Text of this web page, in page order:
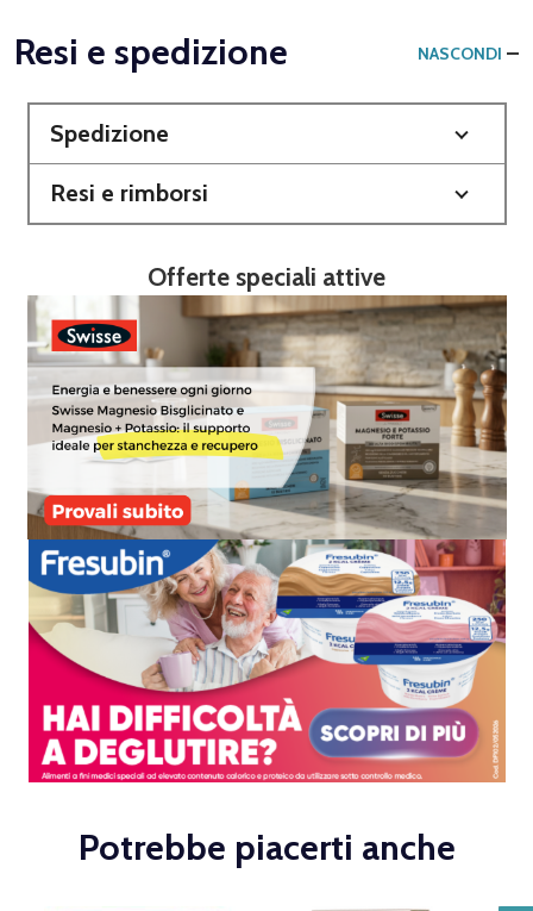
Resi e spedizione NASCONDI
Spedizione
Resi e rimborsi
Offerte speciali attive
Potrebbe piacerti anche